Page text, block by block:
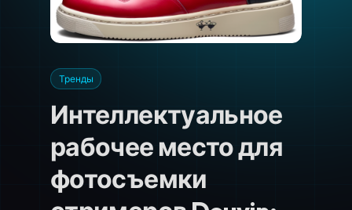
Тренды
Интеллектуальное
рабочее место для
фотосъемки